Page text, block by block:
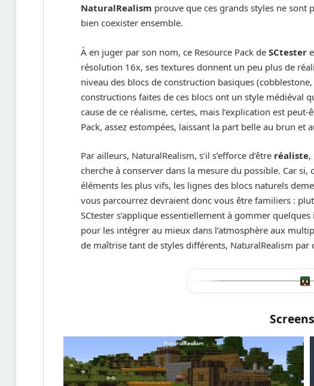
NaturalRealism prouve que ces grands styles ne
bien coexister ensemble.
À en juger par son nom, ce Resource Pack deSCtester
résolution 16x, ses textures donnent un peu plus de
niveau des blocs de construction basiques
constructions faites de ces blocs ont un style médiéval
cause de ce réalisme, certes, mais l’explication est
Pack, assez estompées, laissant la part belle au brun
Par ailleurs, NaturalRealism, s’il s’efforce d’être réaliste,
cherche à conserver dans la mesure du possible. Car si,
éléments les plus vifs, les lignes des blocs naturels
vous parcourrez devraient donc vous être familiers :
SCtester s’applique essentiellement à gommer
pour les intégrer au mieux dans l’atmosphère aux
de maîtrise tant de styles différents, NaturalRealism par